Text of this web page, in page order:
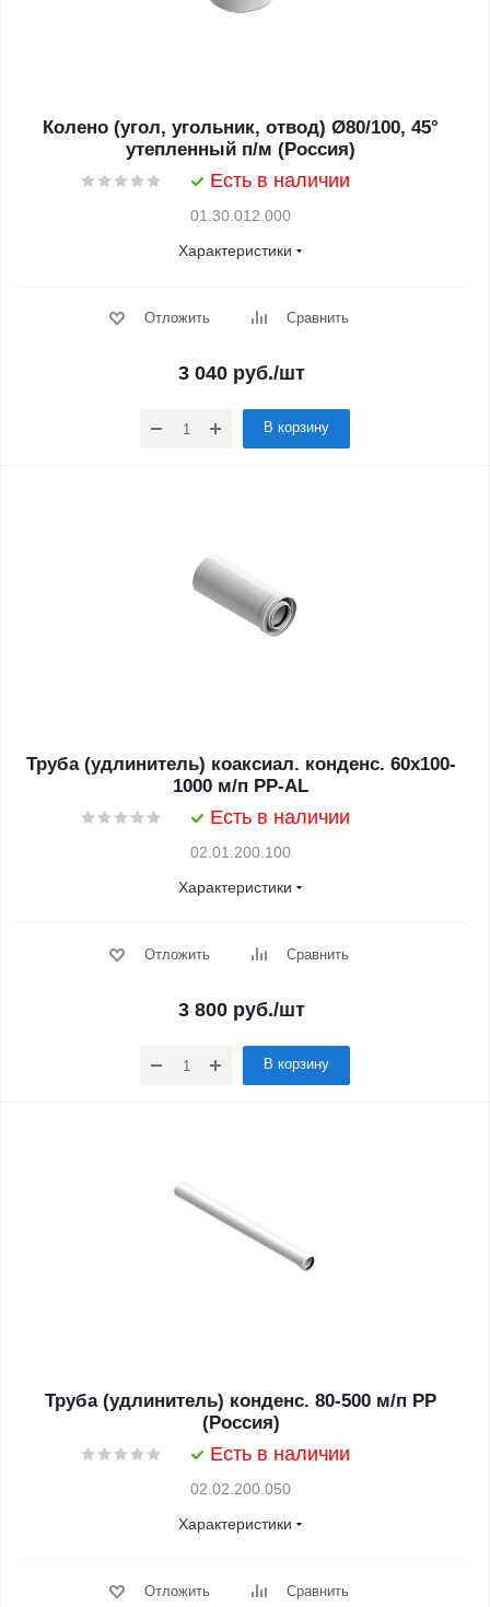
Колено (угол, угольник, отвод) Ø80/100, 45°
утепленный п/м (Россия)
Есть в наличии
01.30.012.000
Характеристики
Отложить Сравнить
3 040руб./шт
В корзину
Труба (удлинитель) коаксиал. конденс. 60x100-
1000 м/п PP-AL
Есть в наличии
02.01.200.100
Характеристики
Отложить Сравнить
3 800руб./шт
В корзину
Труба (удлинитель) конденс. 80-500 м/п PP
(Россия)
Есть в наличии
02.02.200.050
Характеристики
Отложить Сравнить